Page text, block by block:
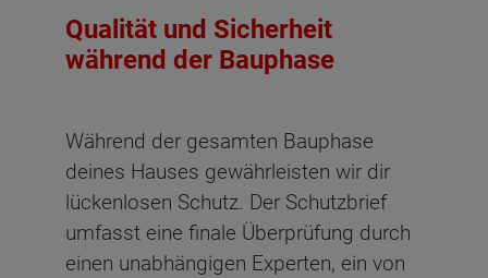
Qualität und Sicherheit
während der Bauphase
Während der gesamten Bauphase
deines Hauses gewährleisten wir dir
lückenlosen Schutz. Der Schutzbrief
umfasst eine finale Überprüfung durch
einen unabhängigen Experten, ein von